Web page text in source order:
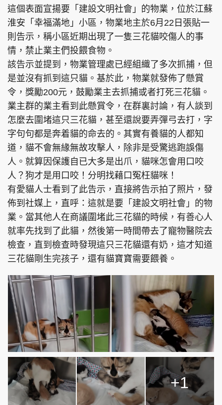
隱私政策聲明
Copyright © 東周網 版權所有 . 不得轉載
©Eastweek.com.hk. All rights reserved.
這個表面宣揚要「建設文明社會」的物業，位於江蘇
淮安「幸福滿地」小區，物業地主於6月22日張貼一
則告示，稱小區近期出現了一隻三花貓咬傷人的事
情，禁止業主們投餵食物。
該告示並提到，物業管理處已經組織了多次抓捕，但
是並沒有抓到這只貓。基於此，物業就發佈了懸賞
令，獎勵200元，鼓勵業主去抓捕或者打死三花貓。
業主群的業主看到此懸賞令，在群裏討論，有人談到
怎麼去圍堵這只三花貓，甚至還說要弄彈弓去打，字
字句句都是奔着貓的命去的。其實有養貓的人都知
道，貓不會無緣無故攻擊人，除非是受驚逃跑誤傷
人。就算因保護自已大多是出爪，貓咪怎會用口咬
人？狗才是用口咬！分明找藉口冤枉貓咪！
有愛貓人士看到了此告示，直接將告示拍了照片，發
佈到社媒上，直呼：這就是要「建設文明社會」的物
業。當其他人在商議圍堵此三花貓的時候，有善心人
就率先找到了此貓，然後第一時間帶去了寵物醫院去
檢查，直到檢查時發現這只三花貓還有奶，這才知道
三花貓剛生完孩子，還有貓寶寶需要餵養。
+1